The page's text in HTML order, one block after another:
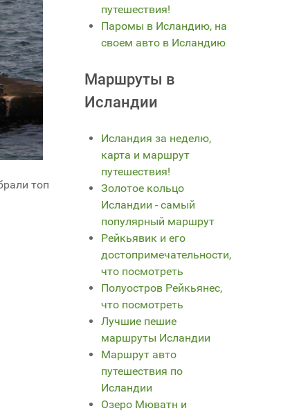
топ
путешествия!
Паромы в Исландию, на
своем авто в Исландию
Маршруты в
Исландии
Исландия за неделю,
карта и маршрут
путешествия!
Золотое кольцо
Исландии - самый
популярный маршрут
Рейкьявик и его
достопримечательности,
что посмотреть
Полуостров Рейкьянес,
что посмотреть
Лучшие пешие
маршруты Исландии
Маршрут авто
путешествия по
Исландии
Озеро Мюватн и